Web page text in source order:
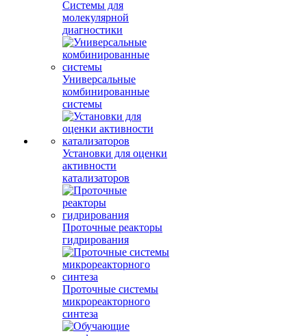
Системы для
молекулярной
диагностики
Универсальные
комбинированные
системы
Установки для оценки
активности
катализаторов
Проточные реакторы
гидрирования
Проточные системы
микрореакторного
синтеза